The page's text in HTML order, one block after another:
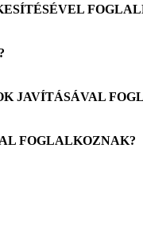
JAVÍTÁSÁVAL
FOGLALKOZNAK?